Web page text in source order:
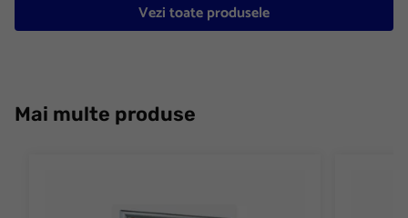
Vezi toate produsele
Mai multe produse